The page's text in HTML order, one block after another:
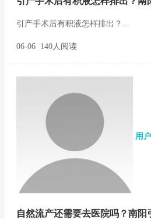
引产手术后有积液怎样排出？...
06-06 140人阅读
用户
自然流产还需要去医院吗？南阳